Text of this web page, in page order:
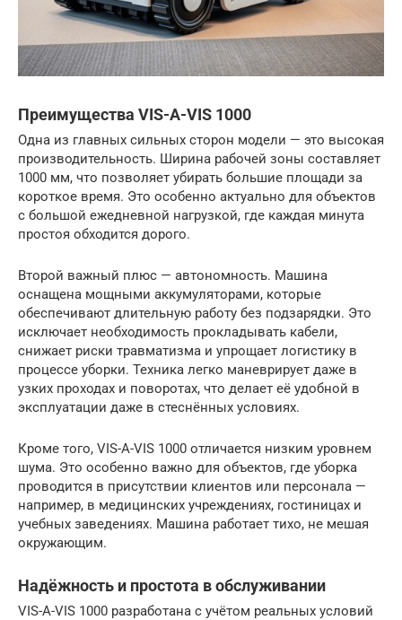
Преимущества VIS-A-VIS 1000
Одна из главных сильных сторон модели — это высокая
производительность. Ширина рабочей зоны составляет
1000 мм, что позволяет убирать большие площади за
короткое время. Это особенно актуально для объектов
с большой ежедневной нагрузкой, где каждая минута
простоя обходится дорого.
Второй важный плюс — автономность. Машина
оснащена мощными аккумуляторами, которые
обеспечивают длительную работу без подзарядки. Это
исключает необходимость прокладывать кабели,
снижает риски травматизма и упрощает логистику в
процессе уборки. Техника легко маневрирует даже в
узких проходах и поворотах, что делает её удобной в
эксплуатации даже в стеснённых условиях.
Кроме того, VIS-A-VIS 1000 отличается низким уровнем
шума. Это особенно важно для объектов, где уборка
проводится в присутствии клиентов или персонала —
например, в медицинских учреждениях, гостиницах и
учебных заведениях. Машина работает тихо, не мешая
окружающим.
Надёжность и простота в обслуживании
VIS-A-VIS 1000 разработана с учётом реальных условий